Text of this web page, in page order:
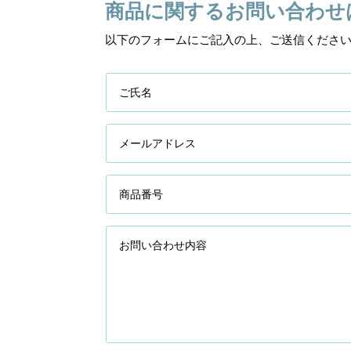
商品に関するお問い合わ
以下のフォームにご記入の上、ご送信ください